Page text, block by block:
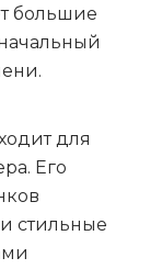
большие
для
Его
стильные